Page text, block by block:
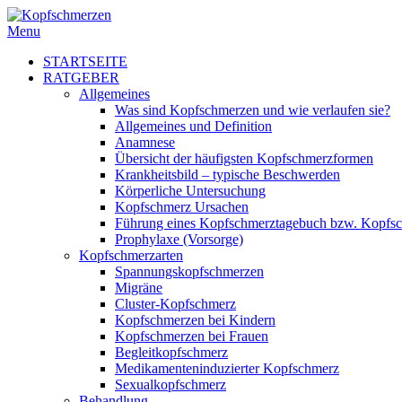
Menu
STARTSEITE
RATGEBER
Allgemeines
Was sind Kopfschmerzen und wie verlaufen sie?
Allgemeines und Definition
Anamnese
Übersicht der häufigsten Kopfschmerzformen
Krankheitsbild – typische Beschwerden
Körperliche Untersuchung
Kopfschmerz Ursachen
Führung eines Kopfschmerztagebuch bzw.
Prophylaxe (Vorsorge)
Kopfschmerzarten
Spannungskopfschmerzen
Migräne
Cluster-Kopfschmerz
Kopfschmerzen bei Kindern
Kopfschmerzen bei Frauen
Begleitkopfschmerz
Medikamenteninduzierter Kopfschmerz
Sexualkopfschmerz